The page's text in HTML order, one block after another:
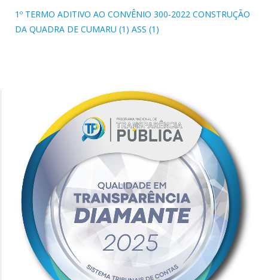
1º TERMO ADITIVO AO CONVÊNIO 300-2022 CONSTRUÇÃO
DA QUADRA DE CUMARU (1) ASS (1)